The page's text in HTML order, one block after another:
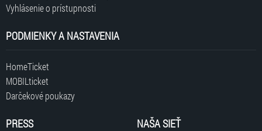
Vyhlásenie o prístupnosti
PODMIENKY A NASTAVENIA
HomeTicket
MOBILticket
Darčekové poukazy
PRESS NAŠA SIEŤ